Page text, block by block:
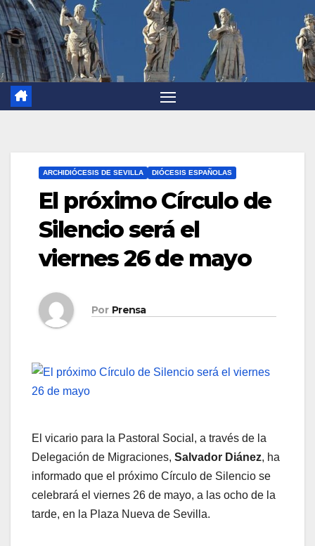
ARCHIDIÓCESIS DE SEVILLA DIÓCESIS ESPAÑOLAS
El próximo Círculo de
Silencio será el
viernes 26 de mayo
Por Prensa
El vicario para la Pastoral Social, a través de la
Delegación de Migraciones, Salvador Diánez, ha
informado que el próximo Círculo de Silencio se
celebrará el viernes 26 de mayo, a las ocho de la
tarde, en la Plaza Nueva de Sevilla.